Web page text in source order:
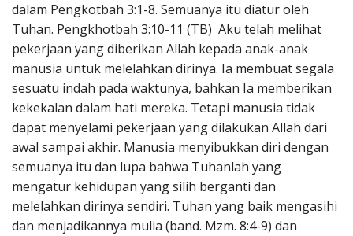
dalam Pengkotbah 3:1-8. Semuanya itu diatur oleh
Tuhan. Pengkhotbah 3:10-11 (TB) Aku telah melihat
pekerjaan yang diberikan Allah kepada anak-anak
manusia untuk melelahkan dirinya. Ia membuat segala
sesuatu indah pada waktunya, bahkan Ia memberikan
kekekalan dalam hati mereka. Tetapi manusia tidak
dapat menyelami pekerjaan yang dilakukan Allah dari
awal sampai akhir. Manusia menyibukkan diri dengan
semuanya itu dan lupa bahwa Tuhanlah yang
mengatur kehidupan yang silih berganti dan
melelahkan dirinya sendiri. Tuhan yang baik mengasihi
dan menjadikannya mulia (band. Mzm. 8:4-9) dan